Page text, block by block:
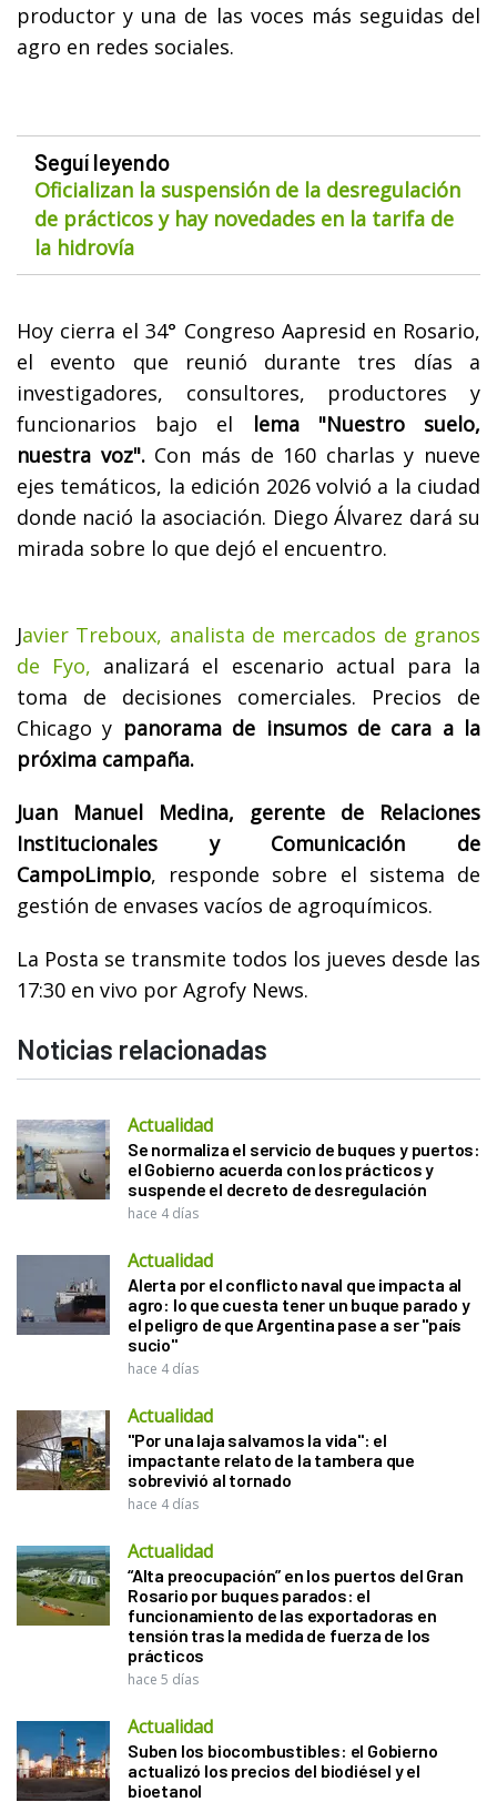
productor y una de las voces más seguidas del
agro en redes sociales.
Seguí leyendo
Oficializan la suspensión de la desregulación
de prácticos y hay novedades en la tarifa de
la hidrovía
Hoy cierra el 34° Congreso Aapresid en Rosario,
el evento que reunió durante tres días a
investigadores, consultores, productores y
funcionarios bajo el lema "Nuestro suelo,
nuestra voz".Con más de 160 charlas y nueve
ejes temáticos, la edición 2026 volvió a la ciudad
donde nació la asociación. Diego Álvarez dará su
mirada sobre lo que dejó el encuentro.
Javier Treboux, analista de mercados de granos
de Fyo, analizará el escenario actual para la
toma de decisiones comerciales. Precios de
Chicago y panorama de insumos de cara a la
próxima campaña.
Juan Manuel Medina, gerente de Relaciones
Institucionales y Comunicación de
CampoLimpio, responde sobre el sistema de
gestión de envases vacíos de agroquímicos.
La Posta se transmite todos los jueves desde las
17:30 en vivo por Agrofy News.
Noticias relacionadas
Actualidad
Se normaliza el servicio de buques y puertos:
el Gobierno acuerda con los prácticos y
suspende el decreto de desregulación
hace 4 días
Actualidad
Alerta por el conflicto naval que impacta al
agro: lo que cuesta tener un buque parado y
el peligro de que Argentina pase a ser "país
sucio"
hace 4 días
Actualidad
"Por una laja salvamos la vida": el
impactante relato de la tambera que
sobrevivió al tornado
hace 4 días
Actualidad
“Alta preocupación” en los puertos del Gran
Rosario por buques parados: el
funcionamiento de las exportadoras en
tensión tras la medida de fuerza de los
prácticos
hace 5 días
Actualidad
Suben los biocombustibles: el Gobierno
actualizó los precios del biodiésel y el
bioetanol